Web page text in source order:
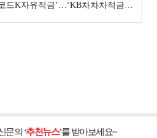
차차차적금’ 8% 이자 [이주의 은행 적금금리-1월 2주]
문의 ‘추천뉴스’를 받아보세요~